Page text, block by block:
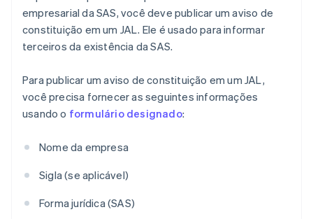
empresarial da SAS, você deve publicar um aviso de
constituição em um JAL. Ele é usado para informar
terceiros da existência da SAS.
Para publicar um aviso de constituição em um JAL,
você precisa fornecer as seguintes informações
usando o formulário designado:
Nome da empresa
Sigla (se aplicável)
Forma jurídica (SAS)